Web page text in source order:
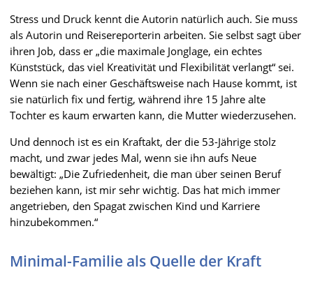
Stress und Druck kennt die Autorin natürlich auch. Sie muss
als Autorin und Reisereporterin arbeiten. Sie selbst sagt über
ihren Job, dass er „die maximale Jonglage, ein echtes
Künststück, das viel Kreativität und Flexibilität verlangt“ sei.
Wenn sie nach einer Geschäftsweise nach Hause kommt, ist
sie natürlich fix und fertig, während ihre 15 Jahre alte
Tochter es kaum erwarten kann, die Mutter wiederzusehen.
Und dennoch ist es ein Kraftakt, der die 53-Jährige stolz
macht, und zwar jedes Mal, wenn sie ihn aufs Neue
bewältigt: „Die Zufriedenheit, die man über seinen Beruf
beziehen kann, ist mir sehr wichtig. Das hat mich immer
angetrieben, den Spagat zwischen Kind und Karriere
hinzubekommen.“
Minimal-Familie als Quelle der Kraft